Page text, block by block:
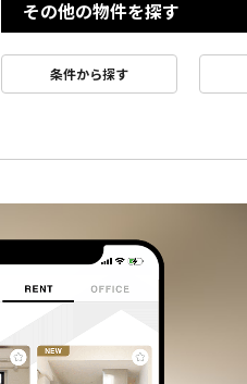
その他の物件を探す
条件から探す